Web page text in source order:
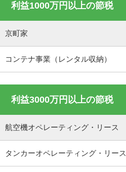
利益1000万円以上の節税
京町家
コンテナ事業（レンタル収納）
利益3000万円以上の節税
航空機オペレーティング・リース
タンカーオペレーティング・リース